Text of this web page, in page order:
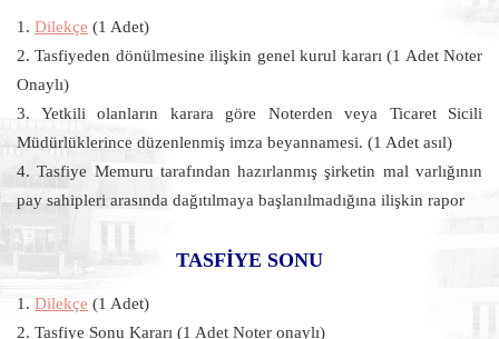
1. Dilekçe (1 Adet)
2. Tasfiyeden dönülmesine ilişkin genel kurul kararı (1 Adet Noter
Onaylı)
3. Yetkili olanların karara göre Noterden veya Ticaret Sicili
Müdürlüklerince düzenlenmiş imza beyannamesi. (1 Adet asıl)
4. Tasfiye Memuru tarafından hazırlanmış şirketin mal varlığının
pay sahipleri arasında dağıtılmaya başlanılmadığına ilişkin rapor
TASFİYE SONU
1. Dilekçe (1 Adet)
2. Tasfiye Sonu Kararı (1 Adet Noter onaylı)